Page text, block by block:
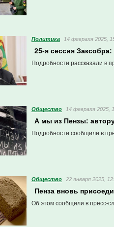
Политика 14 февраля 2025,
25-я сессия
Подробности рассказали в
Общество 14 февраля 2025,
А мы из Пензы:
Подробности сообщили в
Общество 22 января 2025,
Пенза вновь
Об этом сообщили в пресс-